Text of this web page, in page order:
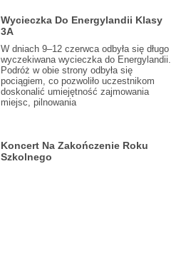
Wycieczka Do Energylandii Klasy
3A
W dniach 9–12 czerwca odbyła się długo
wyczekiwana wycieczka do Energylandii.
Podróż w obie strony odbyła się
pociągiem, co pozwoliło uczestnikom
doskonalić umiejętność zajmowania
miejsc, pilnowania
Koncert Na Zakończenie Roku
Szkolnego